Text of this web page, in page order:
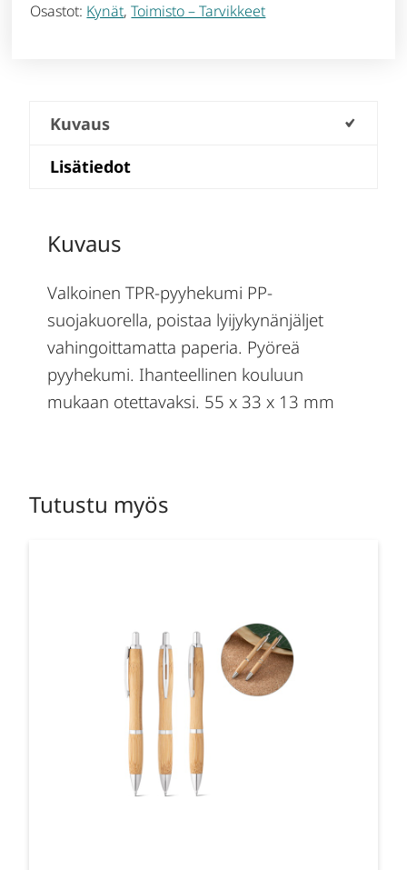
Osastot: Kynät,Toimisto – Tarvikkeet
Kuvaus
Lisätiedot
Kuvaus
Valkoinen TPR-pyyhekumi PP-
suojakuorella, poistaa lyijykynänjäljet ​​
vahingoittamatta paperia. Pyöreä
pyyhekumi. Ihanteellinen kouluun
mukaan otettavaksi. 55 x 33 x 13 mm
Tutustu myös